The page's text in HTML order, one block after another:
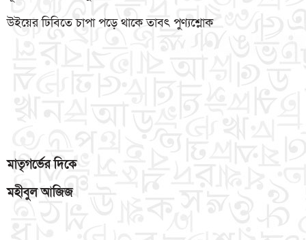
উইয়ের ঢিবিতে চাপা পড়ে থাকে তাবৎ পুণ্যশ্লোক
মাতৃগর্ভের দিকে
মহীবুল আজিজ